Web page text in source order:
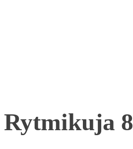
Rytmikuja 8